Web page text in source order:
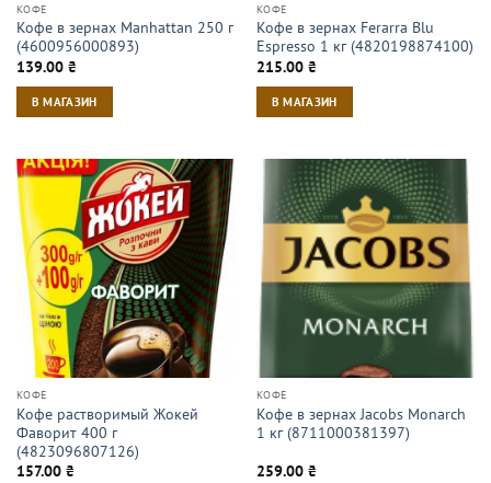
КОФЕ
Кофе в зернах Manhattan 250 г
(4600956000893)
139.00 ₴
В МАГАЗИН
КОФЕ
Кофе в зернах Ferarra Blu
Espresso 1 кг (4820198874100)
215.00 ₴
В МАГАЗИН
КОФЕ
Кофе растворимый Жокей
Фаворит 400 г
(4823096807126)
157.00 ₴
КОФЕ
Кофе в зернах Jacobs Monarch
1 кг (8711000381397)
259.00 ₴